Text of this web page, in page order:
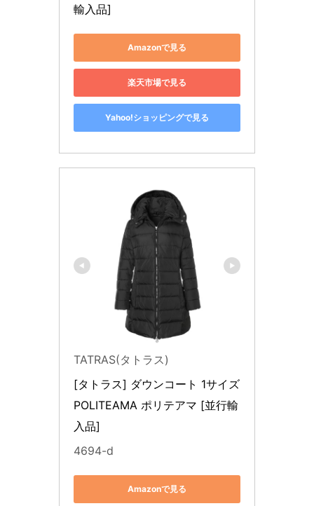
輸入品]
Amazonで見る
楽天市場で見る
Yahoo!ショッピングで見る
TATRAS(タトラス)
[タトラス] ダウンコート 1サイズ
POLITEAMA ポリテアマ [並行輸
入品]
4694-d
Amazonで見る